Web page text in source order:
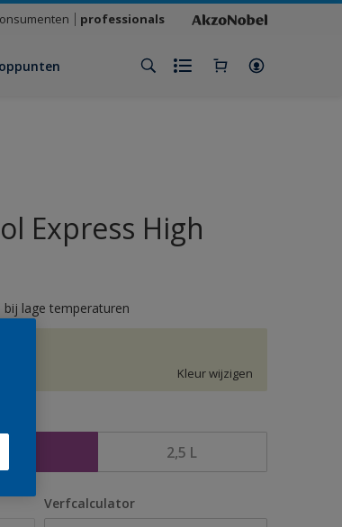
professionals
Express High
bij lage temperaturen
Kleur wijzigen
2,5 L
Verfcalculator